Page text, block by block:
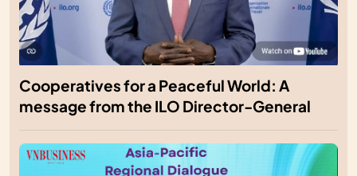
Cooperatives for a Peaceful World: A
message from the ILO Director-General